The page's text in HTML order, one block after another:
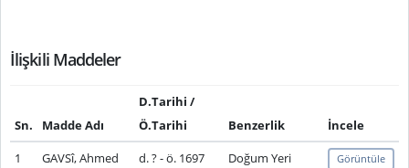
İlişkili Maddeler
Sn. Madde Adı
D.Tarihi /
Ö.Tarihi
Benzerlik
İncele
1
GAVSî, Ahmed d. ? - ö. 1697 Doğum Yeri Görüntüle